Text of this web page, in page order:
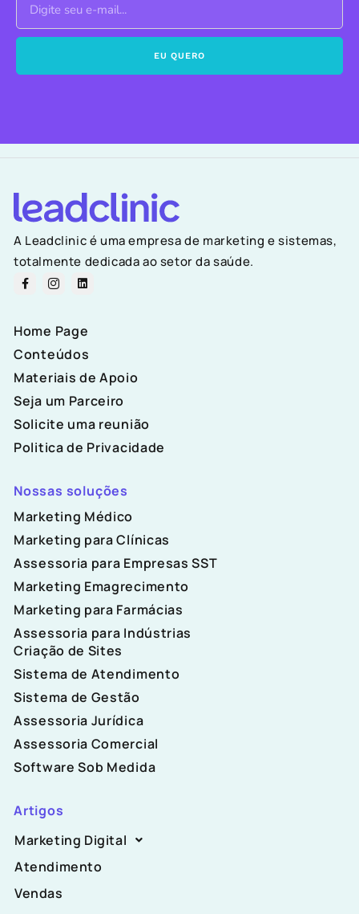
EU QUERO
A Leadclinic é uma empresa de marketing e sistemas,
totalmente dedicada ao setor da saúde.
Home Page
Conteúdos
Materiais de Apoio
Seja um Parceiro
Solicite uma reunião
Politica de Privacidade
Marketing Médico
Marketing para Clínicas
Assessoria para Empresas SST
Marketing Emagrecimento
Marketing para Farmácias
Assessoria para Indústrias
Criação de Sites
Sistema de Atendimento
Sistema de Gestão
Assessoria Jurídica
Assessoria Comercial
Software Sob Medida
Nossas soluções
Artigos
Marketing Digital
Atendimento
Vendas